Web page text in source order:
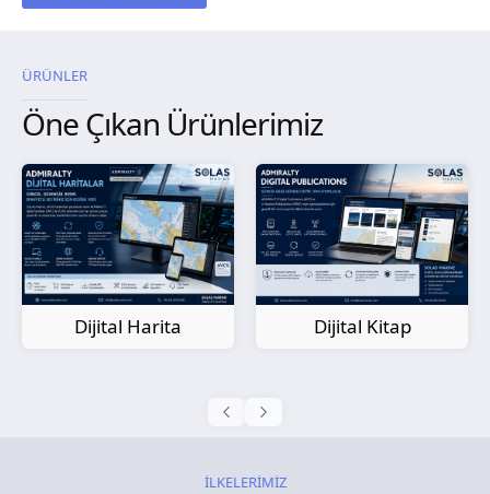
ÜRÜNLER
Öne Çıkan Ürünlerimiz
Dijital Kitap
Kağıt Harita
İLKELERİMİZ